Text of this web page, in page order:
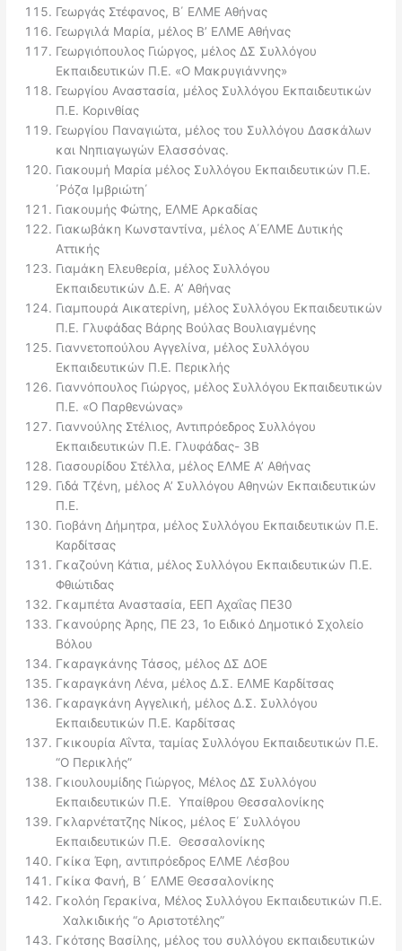
Γεωργάς Στέφανος, Β΄ ΕΛΜΕ Αθήνας
Γεωργιλά Μαρία, μέλος Β’ ΕΛΜΕ Αθήνας
Γεωργιόπουλος Γιώργος, μέλος ΔΣ Συλλόγου
Εκπαιδευτικών Π.Ε. «Ο Μακρυγιάννης»
Γεωργίου Αναστασία, μέλος Συλλόγου Εκπαιδευτικών
Π.Ε. Κορινθίας
Γεωργίου Παναγιώτα, μέλος του Συλλόγου Δασκάλων
και Νηπιαγωγών Ελασσόνας.
Γιακουμή Μαρία μέλος Συλλόγου Εκπαιδευτικών Π.Ε.
΄Ρόζα Ιμβριώτη΄
Γιακουμής Φώτης, ΕΛΜΕ Αρκαδίας
Γιακωβάκη Κωνσταντίνα, μέλος Α΄ΕΛΜΕ Δυτικής
Αττικής
Γιαμάκη Ελευθερία, μέλος Συλλόγου
Εκπαιδευτικών Δ.Ε. Α’ Αθήνας
Γιαμπουρά Αικατερίνη, μέλος Συλλόγου Εκπαιδευτικών
Π.Ε. Γλυφάδας Βάρης Βούλας Βουλιαγμένης
Γιαννετοπούλου Αγγελίνα, μέλος Συλλόγου
Εκπαιδευτικών Π.Ε. Περικλής
Γιαννόπουλος Γιώργος, μέλος Συλλόγου Εκπαιδευτικών
Π.Ε. «Ο Παρθενώνας»
Γιαννούλης Στέλιος, Αντιπρόεδρος Συλλόγου
Εκπαιδευτικών Π.Ε. Γλυφάδας- 3Β
Γιασουρίδου Στέλλα, μέλος ΕΛΜΕ Α’ Αθήνας
Γιδά Τζένη, μέλος Α’ Συλλόγου Αθηνών Εκπαιδευτικών
Π.Ε.
Γιοβάνη Δήμητρα, μέλος Συλλόγου Εκπαιδευτικών Π.Ε.
Καρδίτσας
Γκαζούνη Κάτια, μέλος Συλλόγου Εκπαιδευτικών Π.Ε.
Φθιώτιδας
Γκαμπέτα Αναστασία, ΕΕΠ Αχαΐας ΠΕ30
Γκανούρης Άρης, ΠΕ 23, 1ο Ειδικό Δημοτικό Σχολείο
Βόλου
Γκαραγκάνης Τάσος, μέλος ΔΣ ΔΟΕ
Γκαραγκάνη Λένα, μέλος Δ.Σ. ΕΛΜΕ Καρδίτσας
Γκαραγκάνη Αγγελική, μέλος Δ.Σ. Συλλόγου
Εκπαιδευτικών Π.Ε. Καρδίτσας
Γκικουρία Αΐντα, ταμίας Συλλόγου Εκπαιδευτικών Π.Ε.
“Ο Περικλής”
Γκιουλουμίδης Γιώργος, Μέλος ΔΣ Συλλόγου
Εκπαιδευτικών Π.Ε. Υπαίθρου Θεσσαλονίκης
Γκλαρνέτατζης Νίκος, μέλος Ε΄ Συλλόγου
Εκπαιδευτικών Π.Ε. Θεσσαλονίκης
Γκίκα Έφη, αντιπρόεδρος ΕΛΜΕ Λέσβου
Γκίκα Φανή, Β´ ΕΛΜΕ Θεσσαλονίκης
Γκολόη Γερακίνα, Μέλος Συλλόγου Εκπαιδευτικών Π.Ε.
Χαλκιδικής “ο Αριστοτέλης”
Γκότσης Βασίλης, μέλος του συλλόγου εκπαιδευτικών